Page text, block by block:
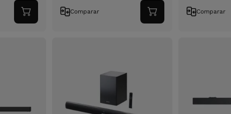
Adicionar
ao
Comparar
Adicionar
ao
Comparar